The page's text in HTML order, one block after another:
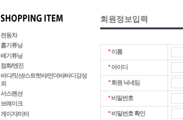
전동차
흡기튜닝
배기튜닝
점화/엔진
바디/밋션/스트럿바/언더바/바디강성
외
서스펜션
브레이크
게이지/미터
회원정보입력
*이름
*아이디
*회원 닉네임
*비밀번호
*비밀번호 확인